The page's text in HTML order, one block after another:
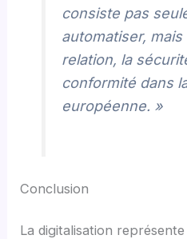
consiste pas
automatiser,
relation, la
conformité dans
européenne. »
Conclusion
La digitalisation